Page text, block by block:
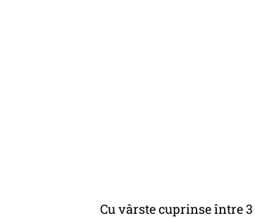
Cu vârste cuprinse între